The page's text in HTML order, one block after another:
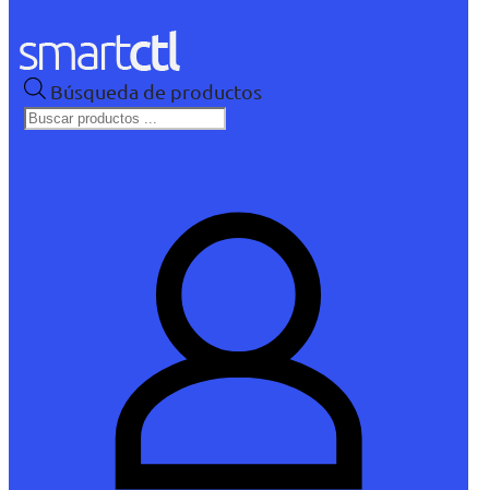
Búsqueda de productos